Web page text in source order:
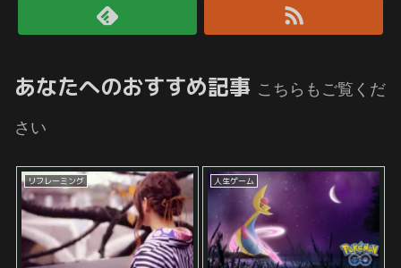
あなたへのおすすめ記事 こちらもご覧くだ
さい
リフレーミング 人生ゲーム